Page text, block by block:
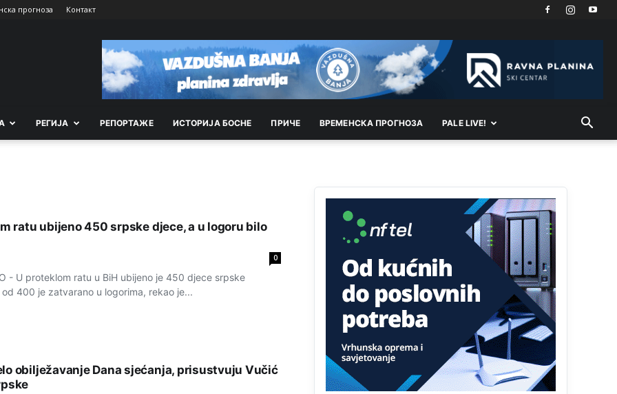
прогноза Контакт
РEГИЈА РEПОРТАЖE ИСТОРИЈА БОСНЕ ПРИЧЕ ВРEМEНСКА ПРОГНОЗА PALE LIVE!
ratu ubijeno 450 srpske djece, a u logoru bilo
0
- U proteklom ratu u BiH ubijeno je 450 djece srpske
400 je zatvarano u logorima, rekao je...
obilježavanje Dana sjećanja, prisustvuju Vučić
Neka ste Vi građanin da nas produhovite!
Анонимно2798926 јуче
Анонимно2798926 јуче 11:21
Анонимно2801833 јуче 12:28
yбиће га Били као зеца
Sto bogatiji-to skrtiji,sto tisi-to opasniji,sto
pricivljiviji-to gluplji,sto ljepsi-to razmazaniji,sto
emotivniji-to iskreniji,sto jaci- to bezdusniji,sto
sladji u govoru-to veci prevarant...
Mnogi nesposobni ljudi su daleko dogurali. Ko je
nesposoban može raditi sve. Sposobni rade
samo ono što znaju.